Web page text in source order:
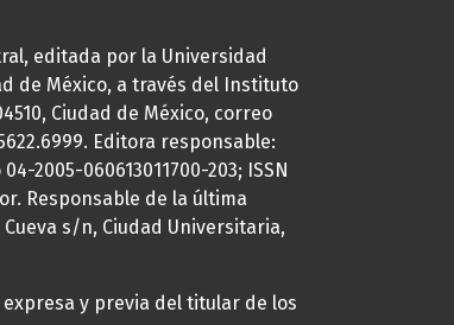
editada por la Universidad
de México, a través del Instituto
Ciudad de México, correo
Editora responsable:
2005-060613011700-203; ISSN
Responsable de la última
s/n, Ciudad Universitaria,
y previa del titular de los